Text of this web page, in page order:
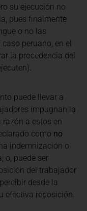
su ejecución no
pues finalmente
o no las
peruano, en el
la procedencia del
puede llevar a
impugnan la
a estos en
como no
indemnización o
o, puede ser
del trabajador
desde la
efectiva reposición.